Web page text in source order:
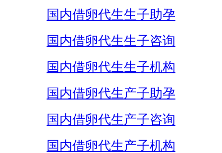
国内借卵代生生子助孕
国内借卵代生生子咨询
国内借卵代生生子机构
国内借卵代生产子助孕
国内借卵代生产子咨询
国内借卵代生产子机构